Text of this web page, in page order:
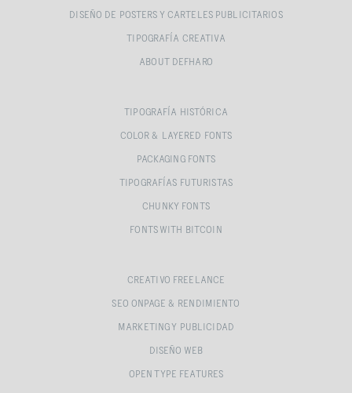
DISEÑO DE POSTERS Y CARTELES PUBLICITARIOS
TIPOGRAFÍA CREATIVA
ABOUT DEFHARO
TIPOGRAFÍA HISTÓRICA
COLOR & LAYERED FONTS
PACKAGING FONTS
TIPOGRAFÍAS FUTURISTAS
CHUNKY FONTS
FONTS WITH BITCOIN
CREATIVO FREELANCE
SEO ONPAGE & RENDIMIENTO
MARKETING Y PUBLICIDAD
DISEÑO WEB
OPEN TYPE FEATURES